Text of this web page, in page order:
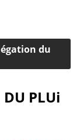
du
DU PLUi